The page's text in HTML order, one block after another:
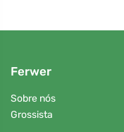
Ferwer
Sobre nós
Grossista